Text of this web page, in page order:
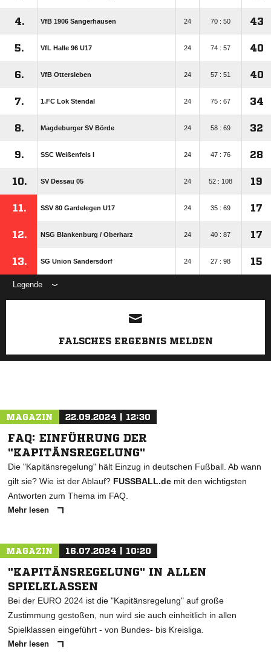
4. VfB 1906 Sangerhausen 24 70 : 50 43
5. VfL Halle 96 U17 24 74 : 57 40
6. VfB Ottersleben 24 57 : 51 40
7. 1.FC Lok Stendal 24 75 : 67 34
8. Magdeburger SV Börde 24 58 : 69 32
9. SSC Weißenfels I 24 47 : 76 28
10. SV Dessau 05 24 52 : 108 19
11. SSV 80 Gardelegen U17 24 35 : 69 17
12. NSG Blankenburg /​ Oberharz 24 40 : 87 17
13. SG Union Sandersdorf 24 27 : 98 15
Legende
ANZEIGE
FALSCHES ERGEBNIS MELDEN
MAGAZIN 22.09.2024 | 12:30
FAQ: EINFÜHRUNG DER
"KAPITÄNSREGELUNG"
Die "Kapitänsregelung" hält Einzug in deutschen Fußball. Ab wann
gilt sie? Wie ist der Ablauf? FUSSBALL.de mit den wichtigsten
Antworten zum Thema im FAQ.
Mehr lesen
MAGAZIN 16.07.2024 | 10:20
"KAPITÄNSREGELUNG" IN ALLEN
SPIELKLASSEN
Bei der EURO 2024 ist die "Kapitänsregelung" auf große
Zustimmung gestoßen, nun wird sie auch einheitlich in allen
Spielklassen eingeführt - von Bundes- bis Kreisliga.
Mehr lesen